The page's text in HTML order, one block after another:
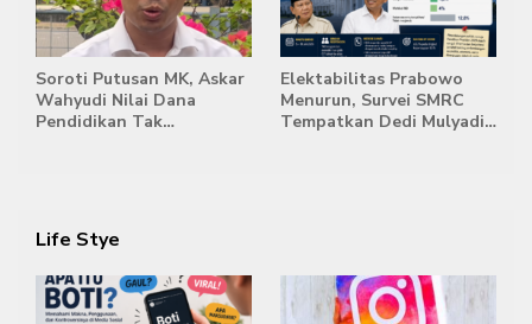
Soroti Putusan MK, Askar
Wahyudi Nilai Dana
Pendidikan Tak
Elektabilitas Prabowo
Menurun, Survei SMRC
Tempatkan Dedi Mulyadi
Life Stye